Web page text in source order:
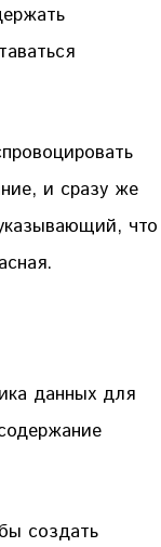
и сразу же
что
данных для
создать